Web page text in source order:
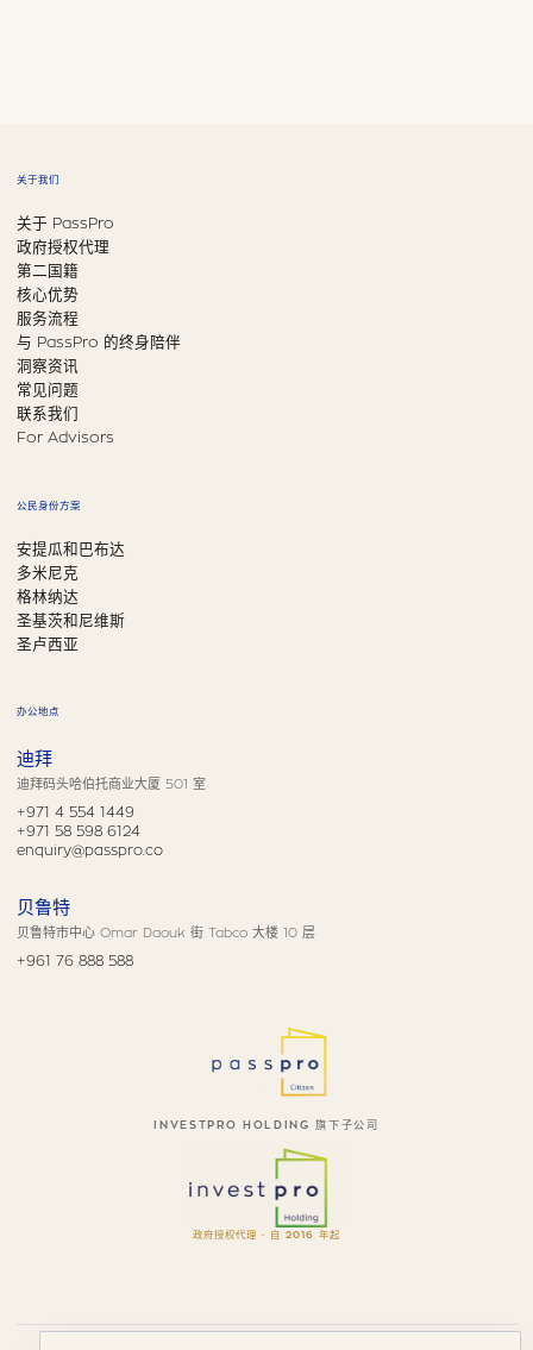
关于我们
关于 PassPro
政府授权代理
第二国籍
核心优势
服务流程
与 PassPro 的终身陪伴
洞察资讯
常见问题
联系我们
For Advisors
公民身份方案
安提瓜和巴布达
多米尼克
格林纳达
圣基茨和尼维斯
圣卢西亚
办公地点
迪拜
迪拜码头哈伯托商业大厦 501 室
+971 4 554 1449
+971 58 598 6124
enquiry@passpro.co
贝鲁特
贝鲁特市中心 Omar Daouk 街 Tabco 大楼 10 层
+961 76 888 588
INVESTPRO HOLDING 旗下子公司
政府授权代理 · 自 2016 年起